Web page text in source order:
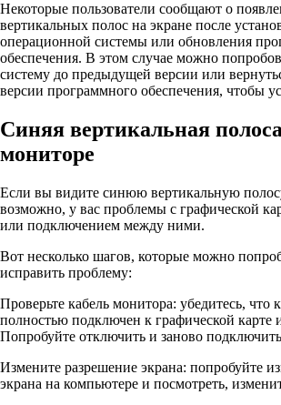
Некоторые пользователи сообщают о
вертикальных полос на экране после
операционной системы или обновления
обеспечения. В этом случае можно
систему до предыдущей версии или
версии программного обеспечения, чтобы
Синяя вертикальная
мониторе
Если вы видите синюю вертикальную
возможно, у вас проблемы с графической
или подключением между ними.
Вот несколько шагов, которые можно
исправить проблему:
Проверьте кабель монитора: убедитесь, что
полностью подключен к графической карте
Попробуйте отключить и заново
Измените разрешение экрана: попробуйте
экрана на компьютере и посмотреть,